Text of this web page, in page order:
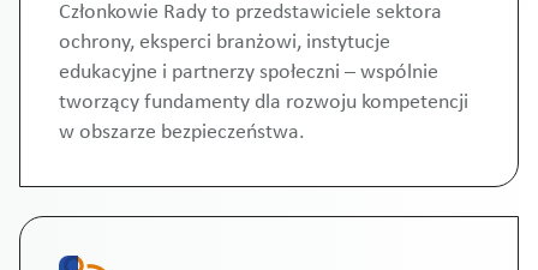
Członkowie Rady to przedstawiciele sektora
ochrony, eksperci branżowi, instytucje
edukacyjne i partnerzy społeczni – wspólnie
tworzący fundamenty dla rozwoju kompetencji
w obszarze bezpieczeństwa.